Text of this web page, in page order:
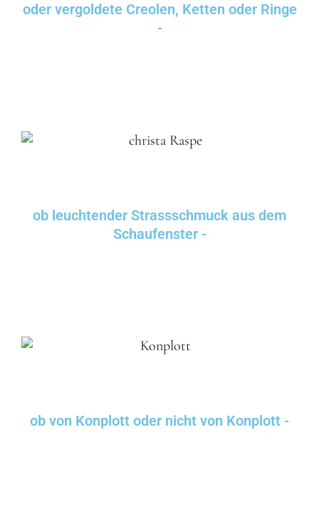
oder vergoldete Creolen, Ketten oder Ringe
-
ob leuchtender Strassschmuck aus dem
Schaufenster -
ob von Konplott oder nicht von Konplott -